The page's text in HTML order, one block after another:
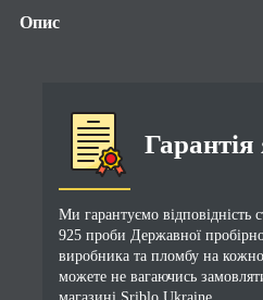
Опис
Гарантія
Ми гарантуємо
925 проби Державної
виробника та пломбу на
можете не вагаючись